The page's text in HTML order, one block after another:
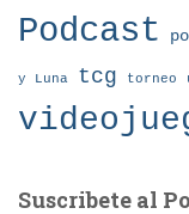
Podcast
y Luna tcg torneo
Suscribete al